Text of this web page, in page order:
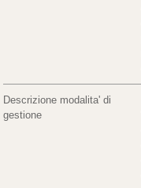
Descrizione modalita' di
gestione